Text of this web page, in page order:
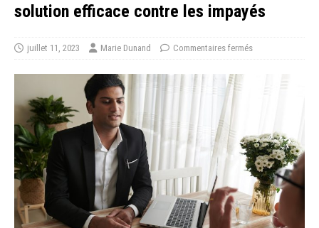
solution efficace contre les impayés
juillet 11, 2023 Marie Dunand Commentaires fermés